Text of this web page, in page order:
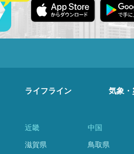
ライフライン 気象・
近畿
滋賀県
中国
鳥取県